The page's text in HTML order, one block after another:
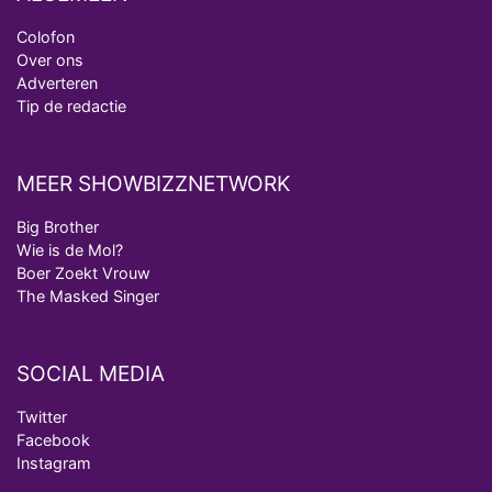
Colofon
Over ons
Adverteren
Tip de redactie
MEER SHOWBIZZNETWORK
Big Brother
Wie is de Mol?
Boer Zoekt Vrouw
The Masked Singer
SOCIAL MEDIA
Twitter
Facebook
Instagram